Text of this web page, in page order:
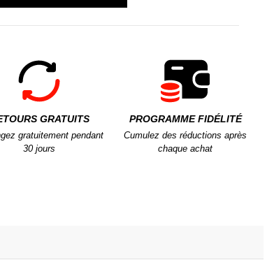
GRATUITS
gratuitement pendant
30 jours
PROGRAMME FIDÉLITÉ
Cumulez des réductions après
chaque achat